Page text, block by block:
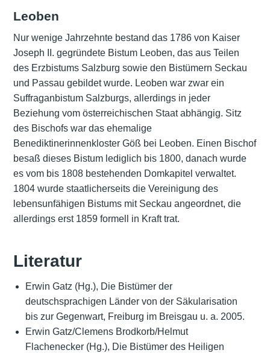
Leoben
Nur wenige Jahrzehnte bestand das 1786 von Kaiser
Joseph II. gegründete Bistum Leoben, das aus Teilen
des Erzbistums Salzburg sowie den Bistümern Seckau
und Passau gebildet wurde. Leoben war zwar ein
Suffraganbistum Salzburgs, allerdings in jeder
Beziehung vom österreichischen Staat abhängig. Sitz
des Bischofs war das ehemalige
Benediktinerinnenkloster Göß bei Leoben. Einen Bischof
besaß dieses Bistum lediglich bis 1800, danach wurde
es vom bis 1808 bestehenden Domkapitel verwaltet.
1804 wurde staatlicherseits die Vereinigung des
lebensunfähigen Bistums mit Seckau angeordnet, die
allerdings erst 1859 formell in Kraft trat.
Literatur
Erwin Gatz (Hg.), Die Bistümer der
deutschsprachigen Länder von der Säkularisation
bis zur Gegenwart, Freiburg im Breisgau u. a. 2005.
Erwin Gatz/Clemens Brodkorb/Helmut
Flachenecker (Hg.), Die Bistümer des Heiligen